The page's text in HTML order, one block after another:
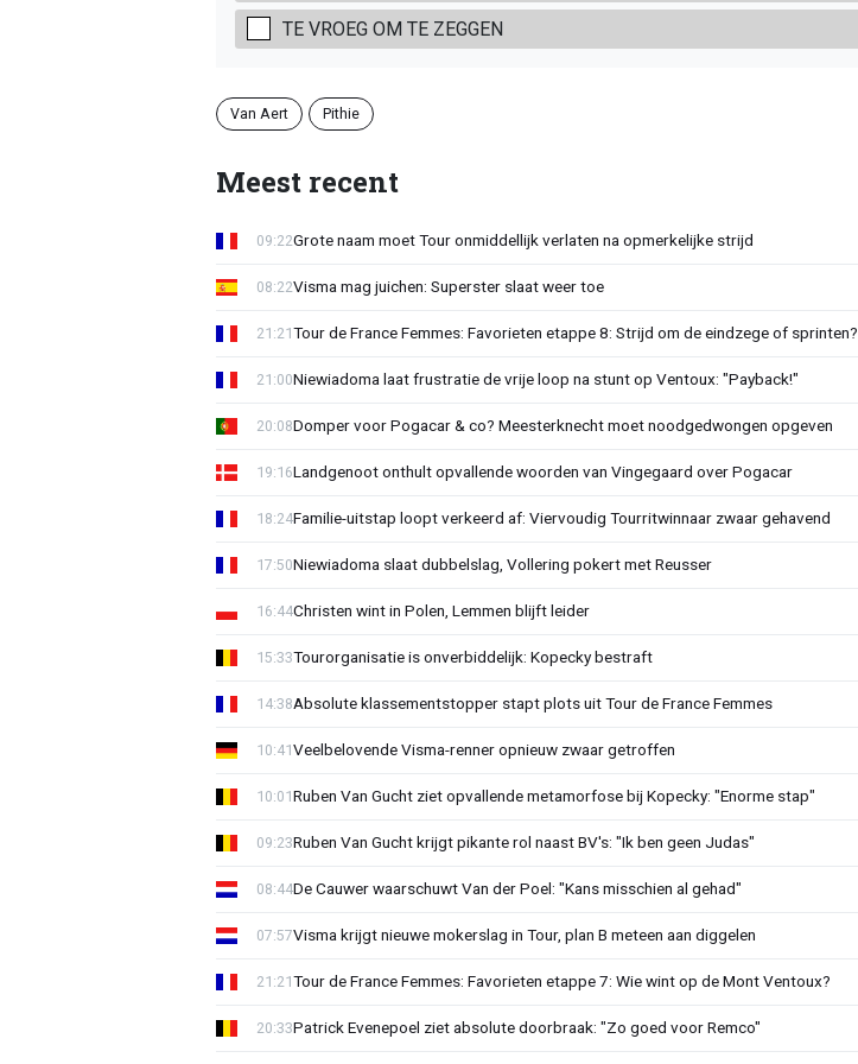
TE VROEG OM TE ZEGGEN
Van Aert Pithie
Meest recent
Grote naam moet Tour onmiddellijk verlaten na opmerkelijke strijd
09:22
Visma mag juichen: Superster slaat weer toe
08:22
Tour de France Femmes: Favorieten etappe 8: Strijd om de eindzege of sprinten?
21:21
Niewiadoma laat frustratie de vrije loop na stunt op Ventoux: "Payback!"
21:00
Domper voor Pogacar & co? Meesterknecht moet noodgedwongen opgeven
20:08
Landgenoot onthult opvallende woorden van Vingegaard over Pogacar
19:16
Familie-uitstap loopt verkeerd af: Viervoudig Tourritwinnaar zwaar gehavend
18:24
Niewiadoma slaat dubbelslag, Vollering pokert met Reusser
17:50
Christen wint in Polen, Lemmen blijft leider
16:44
Tourorganisatie is onverbiddelijk: Kopecky bestraft
15:33
Absolute klassementstopper stapt plots uit Tour de France Femmes
14:38
Veelbelovende Visma-renner opnieuw zwaar getroffen
10:41
Ruben Van Gucht ziet opvallende metamorfose bij Kopecky: "Enorme stap"
10:01
Ruben Van Gucht krijgt pikante rol naast BV's: "Ik ben geen Judas"
09:23
De Cauwer waarschuwt Van der Poel: "Kans misschien al gehad"
08:44
Visma krijgt nieuwe mokerslag in Tour, plan B meteen aan diggelen
07:57
Tour de France Femmes: Favorieten etappe 7: Wie wint op de Mont Ventoux?
21:21
Patrick Evenepoel ziet absolute doorbraak: "Zo goed voor Remco"
20:33